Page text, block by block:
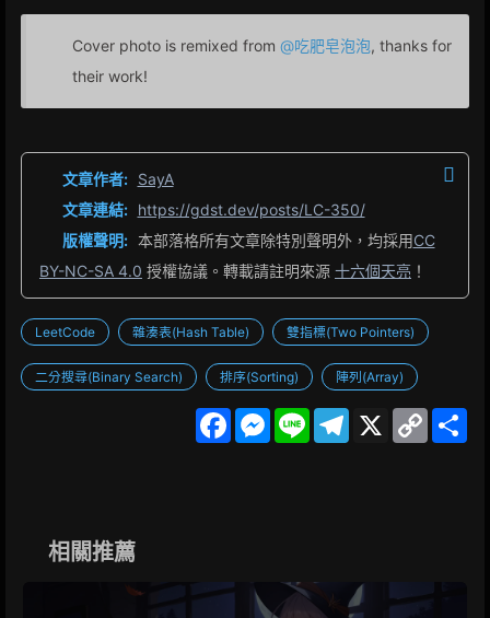
Cover photo is remixed from @吃肥皂泡泡, thanks for
their work!
文章作者: SayA
文章連結: https://gdst.dev/posts/LC-350/
版權聲明: 本部落格所有文章除特別聲明外，均採用CC
BY-NC-SA 4.0 授權協議。轉載請註明來源 十六個天亮 ！
LeetCode 雜湊表(Hash Table) 雙指標(Two Pointers)
二分搜尋(Binary Search) 排序(Sorting) 陣列(Array)
F
M
L
X
C
相關推薦